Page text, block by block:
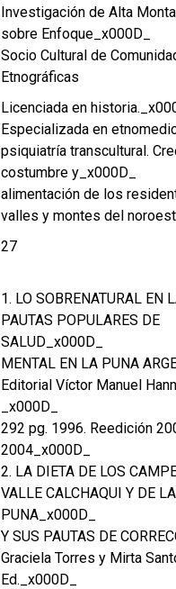
Investigación de Alta
sobre Enfoque_x000D_
Socio Cultural de
Etnográficas
Licenciada en
Especializada en
psiquiatría transcultural.
costumbre y_x000D_
alimentación de los
valles y montes del
27
1. LO SOBRENATURAL EN
PAUTAS POPULARES DE
SALUD_x000D_
MENTAL EN LA PUNA
Editorial Víctor Manuel
_x000D_
292 pg. 1996. Reedición
2004_x000D_
2. LA DIETA DE LOS
VALLE CALCHAQUI Y DE LA
PUNA_x000D_
Y SUS PAUTAS DE
Graciela Torres y Mirta
Ed._x000D_